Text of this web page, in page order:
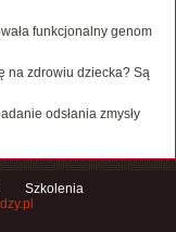
funkcjonalny genom
na zdrowiu dziecka? Są
odsłania zmysły
Szkolenia